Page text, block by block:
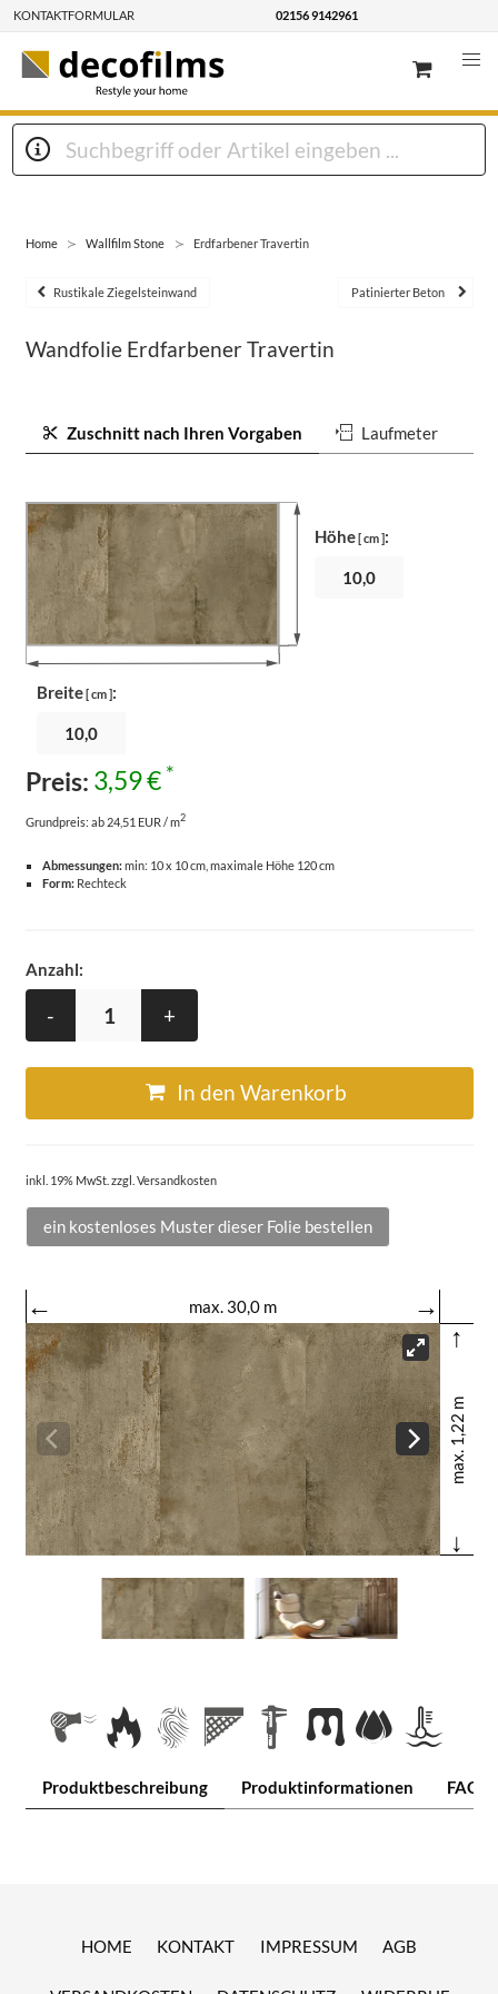
KONTAKTFORMULAR 02156 9142961
Home Wallfilm Stone Erdfarbener Travertin
Rustikale Ziegelsteinwand Patinierter Beton
Wandfolie Erdfarbener Travertin
Zuschnitt nach Ihren Vorgaben Laufmeter
Breite[ cm ]:
Höhe[ cm ]:
Preis: 3,59 € *
Grundpreis: ab 24,51 EUR / m2
Abmessungen:min: 10 x 10 cm, maximale Höhe 120 cm
Form:Rechteck
Anzahl:
- +
In den Warenkorb
inkl. 19% MwSt. zzgl. Versandkosten
ein kostenloses Muster dieser Folie bestellen
← max. 30,0 m
→
↑
max. 1,22 m
↓
Produktbeschreibung Produktinformationen FAQ
HOME KONTAKT IMPRESSUM AGB